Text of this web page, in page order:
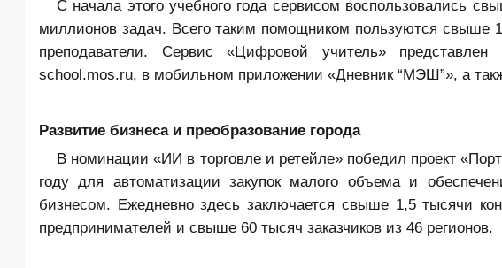
С начала этого учебного года сервисом воспользовались
миллионов задач. Всего таким помощником пользуются свыше
преподаватели. Сервис «Цифровой учитель»
school.mos.ru, в мобильном приложении «Дневник “МЭШ”», а
Развитие бизнеса и преобразование города
В номинации «ИИ в торговле и ретейле» победил проект
году для автоматизации закупок малого объема и
бизнесом. Ежедневно здесь заключается свыше 1,5 тысячи
предпринимателей и свыше 60 тысяч заказчиков из 46 регионов.